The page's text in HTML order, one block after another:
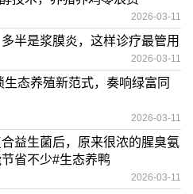
2026-03-11
半是浆膜炎，这样诊疗最管用
2026-03-11
态养殖新范式，奏响绿富同
2026-03-11
益生菌后，原来很浓的腥臭氨
省不少#生态养鸭
2026-03-11